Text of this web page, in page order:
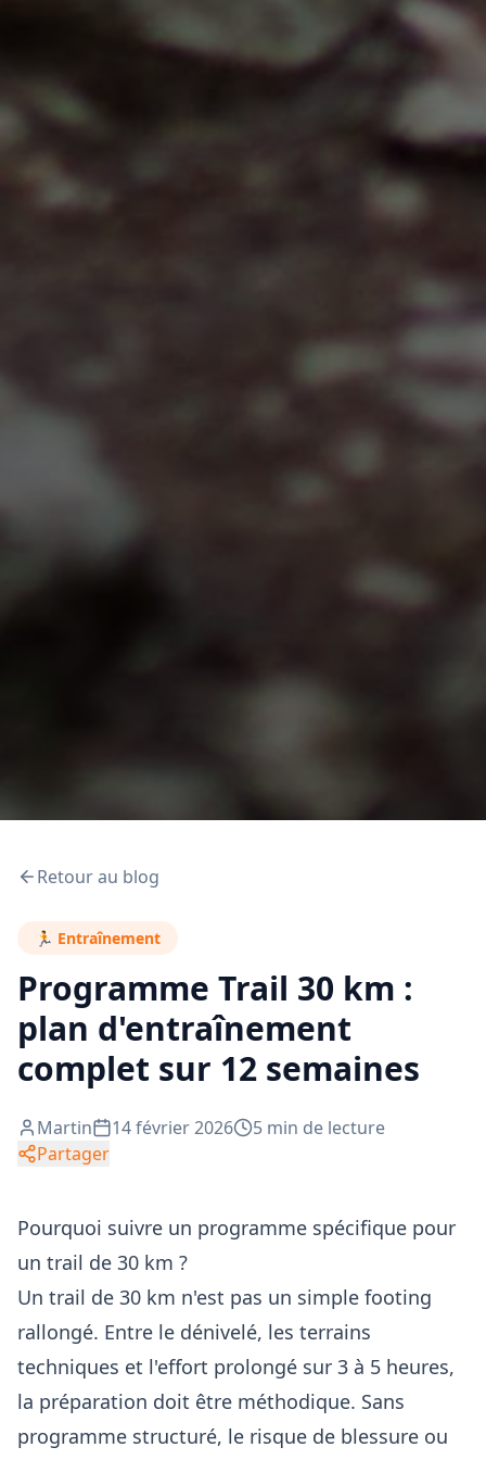
Retour au blog
🏃 Entraînement
Programme Trail 30 km :
plan d'entraînement
complet sur 12 semaines
Martin 14 février 2026 5 min de lecture
Partager
Pourquoi suivre un programme spécifique pour
un trail de 30 km ?
Un trail de 30 km n'est pas un simple footing
rallongé. Entre le dénivelé, les terrains
techniques et l'effort prolongé sur 3 à 5 heures,
la préparation doit être méthodique. Sans
programme structuré, le risque de blessure ou